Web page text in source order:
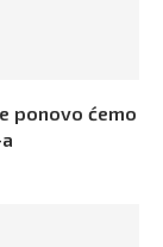
ponovo ćemo